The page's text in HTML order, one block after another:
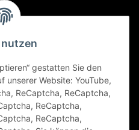
gestatten Sie den
unserer Website: YouTube,
ReCaptcha, ReCaptcha,
ReCaptcha,
ReCaptcha,